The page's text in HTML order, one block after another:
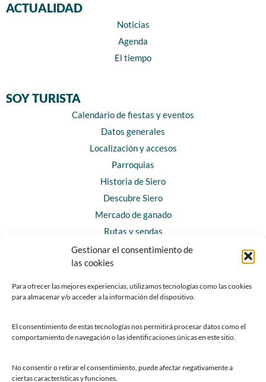
Gestionar el consentimiento de
las cookies
Para ofrecer las mejores experiencias, utilizamos tecnologías como las cookies
para almacenar y/o acceder a la información del dispositivo.
El consentimiento de estas tecnologías nos permitirá procesar datos como el
comportamiento de navegación o las identificaciones únicas en este sitio.
No consentir o retirar el consentimiento, puede afectar negativamente a
ciertas características y funciones.
ACTUALIDAD
Noticias
Agenda
El tiempo
SOY TURISTA
Calendario de fiestas y eventos
Datos generales
Localización y accesos
Parroquias
Historia de Siero
Descubre Siero
Mercado de ganado
Rutas y sendas
Horarios y contacto
Teléfonos de interés
Chatbot Siero
SEDES ELECTRÓNICAS
Sede del Ayuntamiento de Siero